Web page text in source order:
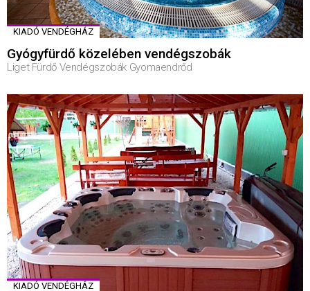
KIADÓ VENDÉGHÁZ
Gyógyfürdő közelében vendégszobák
Liget Fürdő Vendégszobák Gyomaendrőd
KIADÓ VENDÉGHÁZ